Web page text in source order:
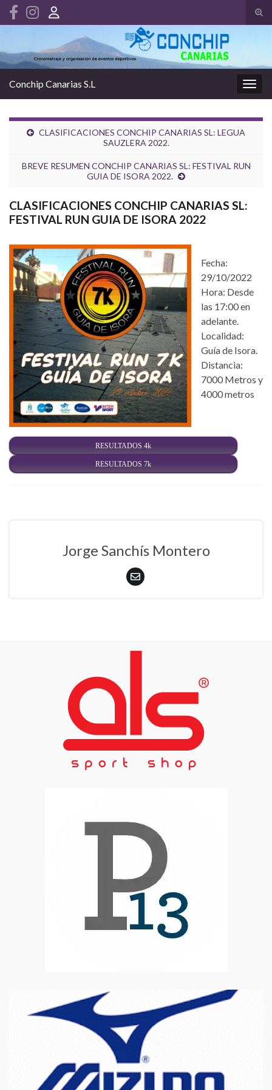
el
Search for:
la
Conchip Canarias S.L
CLASIFICACIONES CONCHIP CANARIAS SL: LEGUA
SAUZLERA 2022.
BREVE RESUMEN CONCHIP CANARIAS SL: FESTIVAL RUN
GUIA DE ISORA 2022.
CLASIFICACIONES CONCHIP CANARIAS SL:
FESTIVAL RUN GUIA DE ISORA 2022
Fecha:
29/10/2022
Hora: Desde
las 17:00 en
adelante.
Localidad:
Guía de Isora.
Distancia:
7000 Metros y
4000 metros
RESULTADOS 4k
RESULTADOS 7k
Jorge Sanchís Montero